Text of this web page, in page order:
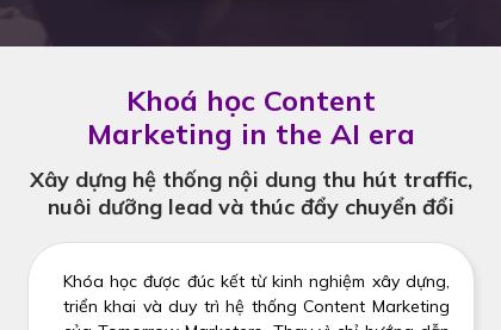
Khoá học Content
Marketing in the AI era
Xây dựng hệ thống nội dung thu hút traffic,
nuôi dưỡng lead và thúc đẩy chuyển đổi
Khóa học được đúc kết từ kinh nghiệm xây dựng,
triển khai và duy trì hệ thống Content Marketing